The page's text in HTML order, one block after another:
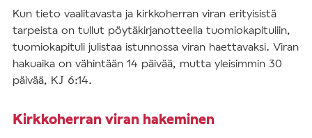
Kun tieto vaalitavasta ja kirkkoherran viran erityisistä
tarpeista on tullut pöytäkirjanotteella tuomiokapituliin,
tuomiokapituli julistaa istunnossa viran haettavaksi. Viran
hakuaika on vähintään 14 päivää, mutta yleisimmin 30
päivää, KJ 6:14.
Kirkkoherran viran hakeminen